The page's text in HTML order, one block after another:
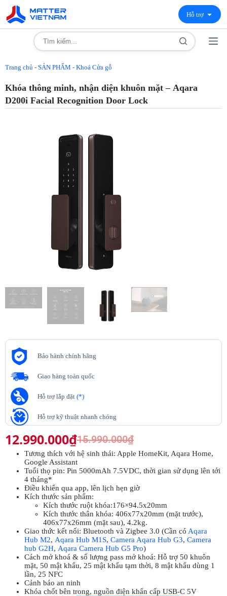
Hỗ trợ
Trang chủ - SẢN PHẨM - Khoá Cửa gỗ
Khóa thông minh, nhận diện khuôn mặt – Aqara
D200i Facial Recognition Door Lock
Bảo hành chính hãng
Giao hàng toàn quốc
Hỗ trợ lắp đặt (*)
Hỗ trợ kỹ thuật nhanh chóng
15.990.000₫
12.990.000₫
Tương thích với hệ sinh thái: Apple HomeKit, Aqara Home,
Google Assistant
Tuổi thọ pin: Pin 5000mAh 7.5VDC, thời gian sử dụng lên tới
4 tháng*
Điều khiển qua app, lên lịch hẹn giờ
Kích thước sản phẩm:
Kích thước ruột khóa:176×94.5x20mm
Kích thước thân khóa: 406x77x20mm (mặt trước),
406x77x26mm (mặt sau), 4.2kg.
Giao thức kết nối: Bluetooth và Zigbee 3.0 (Cần có Aqara
Hub M2, Aqara Hub M1S, Camera Aqara Hub G3, Camera
hub G2H, Aqara Camera Hub G5 Pro)
Cách mở khoá & số lượng pass mở khoá: Hỗ trợ 50 khuôn
mặt, 50 mật khẩu, 25 mật khẩu tạm thời, 8 mật khẩu dùng 1
lần, 25 NFC
Cảnh báo an ninh
Khóa chốt bên trong, nguồn điện khẩn cấp USB-C 5V